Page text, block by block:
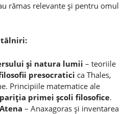
rămas relevante şi pentru omul
şi natura lumii – teoriile
presocratici ca Thales,
Principiile matematice ale
primei şcoli filosofice.
– Anaxagoras şi inventarea